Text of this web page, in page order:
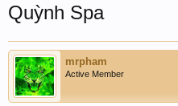
Quỳnh Spa
mrpham
Active Member